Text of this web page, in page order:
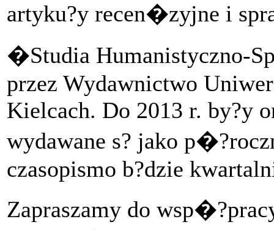
artyku?y recen�zyjne i
�Studia Humanistyczno-
przez Wydawnictwo
Kielcach. Do 2013 r. by?y
wydawane s? jako
czasopismo b?dzie
Zapraszamy do